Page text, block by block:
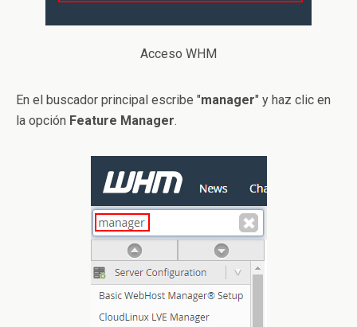
Acceso WHM
En el buscador principal escribe "manager" y haz clic en
la opción Feature Manager.